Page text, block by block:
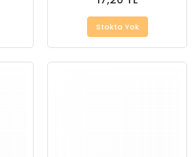
Stokta Yok